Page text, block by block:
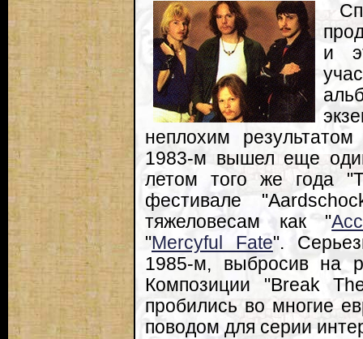
и
неплохим
1983-м вышел еще
летом того же года
фестивале
тяжеловесам как "
"Mercyful Fate".
1985-м, выбросив на
Композиции "Break
пробились во многие
поводом для серии